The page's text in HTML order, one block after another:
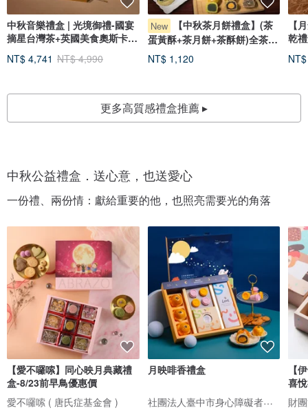
中秋音樂禮盒 | 光境御禮-國宴
摘星台灣茶+英國美食奧斯卡2
NT$ 4,741 NT$ 4,990
New
【中秋茶月餅禮盒】(茶
蛋黃酥+茶月餅+茶酥餅)全茶10
入手提禮盒
NT$ 1,120
【
乾
更多高質感禮盒推薦 ▸
中秋公益禮盒．送心意，也送愛心
一份禮、兩份情：獻給重要的他，也照亮需要光的角落
【愛不囉嗦】同心映月典藏禮
盒-8/23前早鳥優惠價
愛不囉嗦 ( 唐氏症基金會 )
月映啡香禮盒
社團法人臺中市身心障礙者福利關懷協會附設微笑天使烘焙坊
【
喜
餅